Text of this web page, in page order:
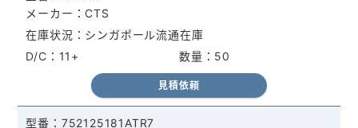
CTS
50
シンガポール流通在庫
11+
見積依頼
752125181ATR7